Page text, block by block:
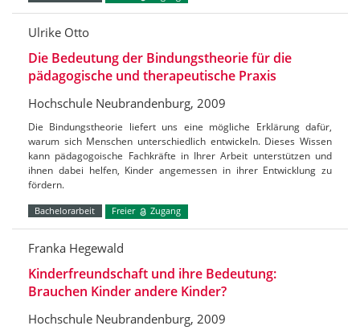
Ulrike Otto
Die Bedeutung der Bindungstheorie für die
pädagogische und therapeutische Praxis
Hochschule Neubrandenburg, 2009
Die Bindungstheorie liefert uns eine mögliche Erklärung dafür,
warum sich Menschen unterschiedlich entwickeln. Dieses Wissen
kann pädagogoische Fachkräfte in Ihrer Arbeit unterstützen und
ihnen dabei helfen, Kinder angemessen in ihrer Entwicklung zu
fördern.
Bachelorarbeit Freier Zugang
Franka Hegewald
Kinderfreundschaft und ihre Bedeutung:
Brauchen Kinder andere Kinder?
Hochschule Neubrandenburg, 2009